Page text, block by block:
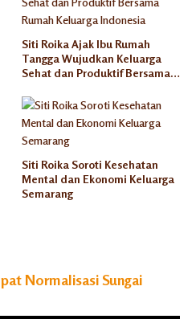
Siti Roika Ajak Ibu Rumah
Tangga Wujudkan Keluarga
Sehat dan Produktif Bersama
Siti Roika Soroti Kesehatan
Mental dan Ekonomi Keluarga
Semarang
Normalisasi Sungai